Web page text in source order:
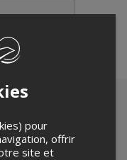
pour
offrir
site et